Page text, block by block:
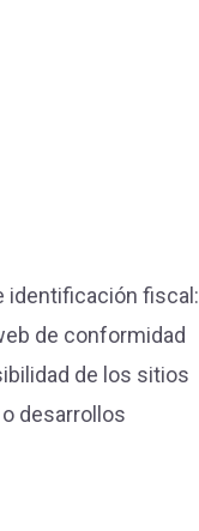
identificación fiscal:
de conformidad
de los sitios
desarrollos